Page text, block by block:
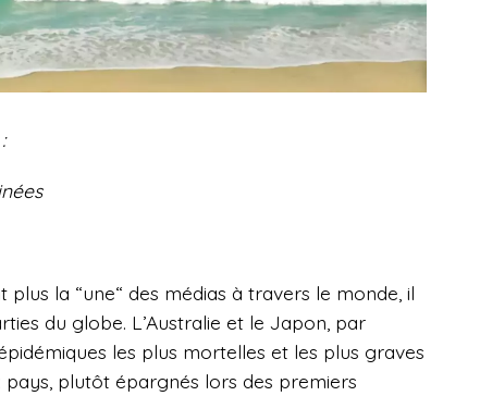
la “une“ des médias à travers le monde, il
du globe. L’Australie et le Japon, par
les plus mortelles et les plus graves
pays, plutôt épargnés lors des premiers